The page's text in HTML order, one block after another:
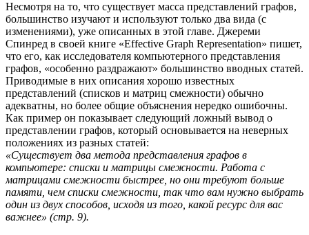
Несмотря на то, что существует масса представлений графов,
большинство изучают и используют только два вида (с
изменениями), уже описанных в этой главе. Джереми
Спинред в своей книге «Effective Graph Representation» пишет,
что его, как исследователя компьютерного представления
графов, «особенно раздражают» большинство вводных статей.
Приводимые в них описания хорошо известных
представлений (списков и матриц смежности) обычно
адекватны, но более общие объяснения нередко ошибочны.
Как пример он показывает следующий ложный вывод о
представлении графов, который основывается на неверных
положениях из разных статей:
«Существует два метода представления графов в
компьютере: списки и матрицы смежности. Работа с
матрицами смежности быстрее, но они требуют больше
памяти, чем списки смежности, так что вам нужно выбрать
один из двух способов, исходя из того, какой ресурс для вас
важнее» (стр. 9).